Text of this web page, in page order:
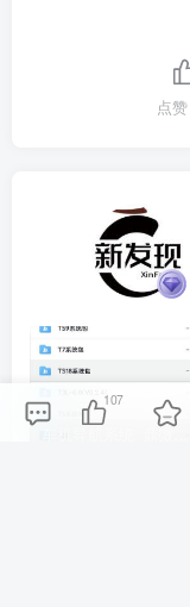
点赞
车机导航系统_鼎微方案_刷机升级固件包
107